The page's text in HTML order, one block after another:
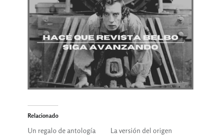
Relacionado
Un regalo de antología
La versión del origen